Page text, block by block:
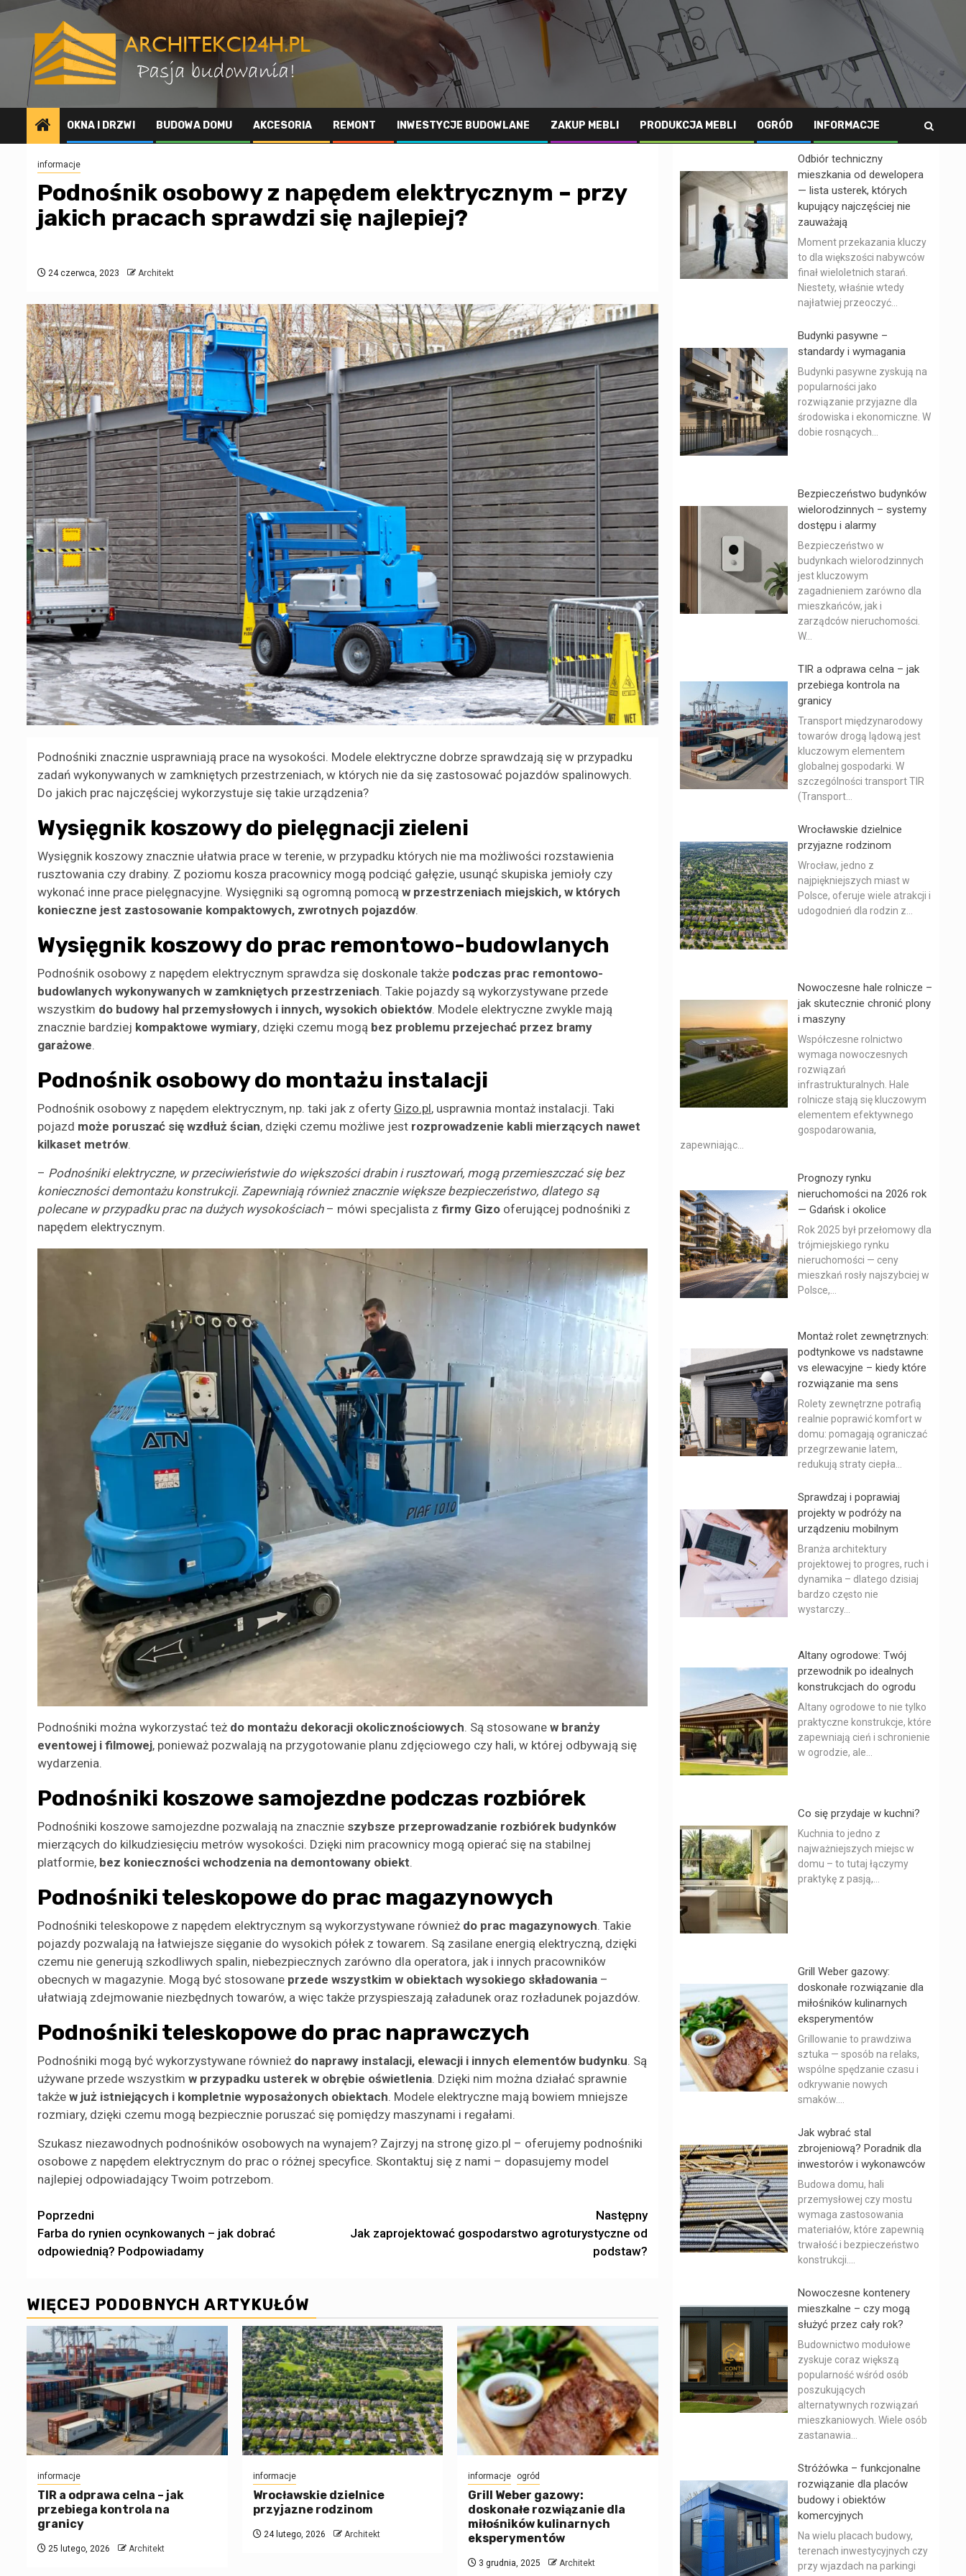
Przejdź
OKNA I DRZWI BUDOWA DOMU AKCESORIA REMONT INWESTYCJE BUDOWLANE ZAKUP MEBLI PRODUKCJA MEBLI OGRÓD INFORMACJE
informacje
Podnośnik osobowy z napędem elektrycznym – przy
jakich pracach sprawdzi się najlepiej?
24 czerwca, 2023 Architekt
Podnośniki znacznie usprawniają prace na wysokości. Modele elektryczne dobrze sprawdzają się w przypadku
zadań wykonywanych w zamkniętych przestrzeniach, w których nie da się zastosować pojazdów spalinowych.
Do jakich prac najczęściej wykorzystuje się takie urządzenia?
Wysięgnik koszowy do pielęgnacji zieleni
Wysięgnik koszowy znacznie ułatwia prace w terenie, w przypadku których nie ma możliwości rozstawienia
rusztowania czy drabiny. Z poziomu kosza pracownicy mogą podciąć gałęzie, usunąć skupiska jemioły czy
wykonać inne prace pielęgnacyjne. Wysięgniki są ogromną pomocą w przestrzeniach miejskich, w których
konieczne jest zastosowanie kompaktowych, zwrotnych pojazdów.
Wysięgnik koszowy do prac remontowo-budowlanych
Podnośnik osobowy z napędem elektrycznym sprawdza się doskonale także podczas prac remontowo-
budowlanych wykonywanych w zamkniętych przestrzeniach. Takie pojazdy są wykorzystywane przede
wszystkim do budowy hal przemysłowych i innych, wysokich obiektów. Modele elektryczne zwykle mają
znacznie bardziej kompaktowe wymiary, dzięki czemu mogą bez problemu przejechać przez bramy
garażowe.
Podnośnik osobowy do montażu instalacji
Podnośnik osobowy z napędem elektrycznym, np. taki jak z oferty Gizo.pl, usprawnia montaż instalacji. Taki
pojazd może poruszać się wzdłuż ścian, dzięki czemu możliwe jest rozprowadzenie kabli mierzących nawet
kilkaset metrów.
– Podnośniki elektryczne, w przeciwieństwie do większości drabin i rusztowań, mogą przemieszczać się bez
konieczności demontażu konstrukcji. Zapewniają również znacznie większe bezpieczeństwo, dlatego są
polecane w przypadku prac na dużych wysokościach– mówi specjalista z firmy Gizo oferującej podnośniki z
napędem elektrycznym.
Podnośniki można wykorzystać też do montażu dekoracji okolicznościowych. Są stosowane w branży
eventowej i filmowej, ponieważ pozwalają na przygotowanie planu zdjęciowego czy hali, w której odbywają się
wydarzenia.
Podnośniki koszowe samojezdne podczas rozbiórek
Podnośniki koszowe samojezdne pozwalają na znacznie szybsze przeprowadzanie rozbiórek budynków
mierzących do kilkudziesięciu metrów wysokości. Dzięki nim pracownicy mogą opierać się na stabilnej
platformie, bez konieczności wchodzenia na demontowany obiekt.
Podnośniki teleskopowe do prac magazynowych
Podnośniki teleskopowe z napędem elektrycznym są wykorzystywane również do prac magazynowych. Takie
pojazdy pozwalają na łatwiejsze sięganie do wysokich półek z towarem. Są zasilane energią elektryczną, dzięki
czemu nie generują szkodliwych spalin, niebezpiecznych zarówno dla operatora, jak i innych pracowników
obecnych w magazynie. Mogą być stosowane przede wszystkim w obiektach wysokiego składowania –
ułatwiają zdejmowanie niezbędnych towarów, a więc także przyspieszają załadunek oraz rozładunek pojazdów.
Podnośniki teleskopowe do prac naprawczych
Podnośniki mogą być wykorzystywane również do naprawy instalacji, elewacji i innych elementów budynku. Są
używane przede wszystkim w przypadku usterek w obrębie oświetlenia. Dzięki nim można działać sprawnie
także w już istniejących i kompletnie wyposażonych obiektach. Modele elektryczne mają bowiem mniejsze
rozmiary, dzięki czemu mogą bezpiecznie poruszać się pomiędzy maszynami i regałami.
Szukasz niezawodnych podnośników osobowych na wynajem? Zajrzyj na stronę gizo.pl – oferujemy podnośniki
osobowe z napędem elektrycznym do prac o różnej specyfice. Skontaktuj się z nami – dopasujemy model
najlepiej odpowiadający Twoim potrzebom.
Zobacz
wpisy
Poprzedni
Farba do rynien ocynkowanych – jak dobrać
odpowiednią? Podpowiadamy
Następny
Jak zaprojektować gospodarstwo agroturystyczne od
podstaw?
WIĘCEJ PODOBNYCH ARTYKUŁÓW
informacje
TIR a odprawa celna – jak
przebiega kontrola na
granicy
25 lutego, 2026 Architekt
informacje
Wrocławskie dzielnice
przyjazne rodzinom
24 lutego, 2026 Architekt
informacje ogród
Grill Weber gazowy:
doskonałe rozwiązanie dla
miłośników kulinarnych
eksperymentów
3 grudnia, 2025 Architekt
Odbiór techniczny
mieszkania od dewelopera
— lista usterek, których
kupujący najczęściej nie
zauważają
Moment przekazania kluczy
to dla większości nabywców
finał wieloletnich starań.
Niestety, właśnie wtedy
najłatwiej przeoczyć...
Budynki pasywne –
standardy i wymagania
Budynki pasywne zyskują na
popularności jako
rozwiązanie przyjazne dla
środowiska i ekonomiczne. W
dobie rosnących...
Bezpieczeństwo budynków
wielorodzinnych – systemy
dostępu i alarmy
Bezpieczeństwo w
budynkach wielorodzinnych
jest kluczowym
zagadnieniem zarówno dla
mieszkańców, jak i
zarządców nieruchomości.
W...
TIR a odprawa celna – jak
przebiega kontrola na
granicy
Transport międzynarodowy
towarów drogą lądową jest
kluczowym elementem
globalnej gospodarki. W
szczególności transport TIR
(Transport...
Wrocławskie dzielnice
przyjazne rodzinom
Wrocław, jedno z
najpiękniejszych miast w
Polsce, oferuje wiele atrakcji i
udogodnień dla rodzin z...
Nowoczesne hale rolnicze –
jak skutecznie chronić plony
i maszyny
Współczesne rolnictwo
wymaga nowoczesnych
rozwiązań
infrastrukturalnych. Hale
rolnicze stają się kluczowym
elementem efektywnego
gospodarowania,
zapewniając...
Prognozy rynku
nieruchomości na 2026 rok
— Gdańsk i okolice
Rok 2025 był przełomowy dla
trójmiejskiego rynku
nieruchomości — ceny
mieszkań rosły najszybciej w
Polsce,...
Montaż rolet zewnętrznych:
podtynkowe vs nadstawne
vs elewacyjne – kiedy które
rozwiązanie ma sens
Rolety zewnętrzne potrafią
realnie poprawić komfort w
domu: pomagają ograniczać
przegrzewanie latem,
redukują straty ciepła...
Sprawdzaj i poprawiaj
projekty w podróży na
urządzeniu mobilnym
Branża architektury
projektowej to progres, ruch i
dynamika – dlatego dzisiaj
bardzo często nie
wystarczy...
Altany ogrodowe: Twój
przewodnik po idealnych
konstrukcjach do ogrodu
Altany ogrodowe to nie tylko
praktyczne konstrukcje, które
zapewniają cień i schronienie
w ogrodzie, ale...
Co się przydaje w kuchni?
Kuchnia to jedno z
najważniejszych miejsc w
domu – to tutaj łączymy
praktykę z pasją,...
Grill Weber gazowy:
doskonałe rozwiązanie dla
miłośników kulinarnych
eksperymentów
Grillowanie to prawdziwa
sztuka — sposób na relaks,
wspólne spędzanie czasu i
odkrywanie nowych
smaków....
Jak wybrać stal
zbrojeniową? Poradnik dla
inwestorów i wykonawców
Budowa domu, hali
przemysłowej czy mostu
wymaga zastosowania
materiałów, które zapewnią
trwałość i bezpieczeństwo
konstrukcji....
Nowoczesne kontenery
mieszkalne – czy mogą
służyć przez cały rok?
Budownictwo modułowe
zyskuje coraz większą
popularność wśród osób
poszukujących
alternatywnych rozwiązań
mieszkaniowych. Wiele osób
zastanawia...
Stróżówka – funkcjonalne
rozwiązanie dla placów
budowy i obiektów
komercyjnych
Na wielu placach budowy,
terenach inwestycyjnych czy
przy wjazdach na parkingi